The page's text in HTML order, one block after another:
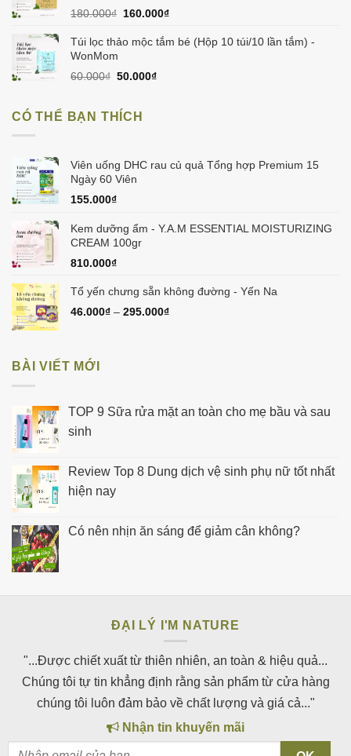
180.000₫ Giá
là:
160.000₫Giá
tại
Túi lọc thảo mộc tắm bé (Hộp 10 túi/10 lần tắm) -
WonMom
60.000₫ Giá
60.000₫.
50.000₫Giá
CÓ THỂ BẠN THÍCH
Viên uống DHC rau củ quả Tổng hợp Premium 15
Ngày 60 Viên
155.000₫
Kem dưỡng ẩm - Y.A.M ESSENTIAL MOISTURIZING
CREAM 100gr
810.000₫
Tổ yến chưng sẵn không đường - Yến Na
46.000₫ – 295.000₫
BÀI VIẾT MỚI
TOP 9 Sữa rửa mặt an toàn cho mẹ bầu và sau
sinh
Review Top 8 Dung dịch vệ sinh phụ nữ tốt nhất
hiện nay
Có nên nhịn ăn sáng để giảm cân không?
ĐẠI LÝ I'M NATURE
"...Được chiết xuất từ thiên nhiên, an toàn & hiệu quả...
Chúng tôi tự tin khẳng định rằng sản phẩm từ cửa hàng
chúng tôi luôn đảm bảo về chất lượng và giá cả..."
Nhận tin khuyến mãi